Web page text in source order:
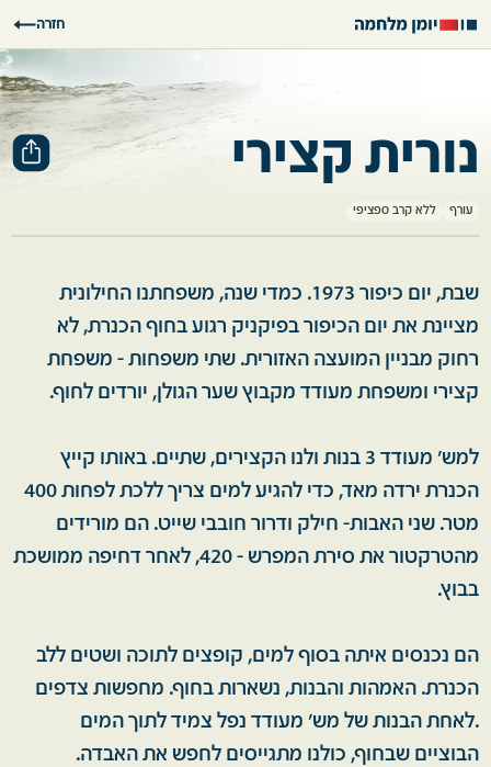
חזרה
נורית קצירי
עורף ללא קרב ספציפי
שבת, יום כיפור 1973. כמדי שנה, משפחתנו החילונית
מציינת את יום הכיפור בפיקניק רגוע בחוף הכנרת, לא
רחוק מבניין המועצה האזורית. שתי משפחות - משפחת
קצירי ומשפחת מעודד מקבוץ שער הגולן, יורדים לחוף.
למש' מעודד 3 בנות ולנו הקצירים, שתיים. באותו קייץ
הכנרת ירדה מאד, כדי להגיע למים צריך ללכת לפחות 400
מטר. שני האבות- חילק ודרור חובבי שייט. הם מורידים
מהטרקטור את סירת המפרש - 420, לאחר דחיפה ממושכת
בבוץ.
הם נכנסים איתה בסוף למים, קופצים לתוכה ושטים ללב
הכנרת. האמהות והבנות, נשארות בחוף. מחפשות צדפים
.לאחת הבנות של מש' מעודד נפל צמיד לתוך המים
הבוציים שבחוף, כולנו מתגייסים לחפש את האבדה.